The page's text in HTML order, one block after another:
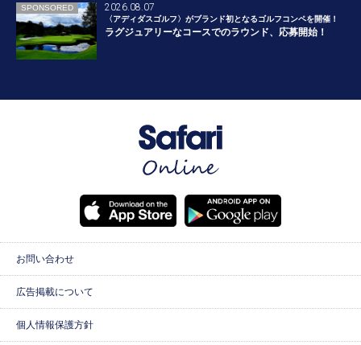
SPONSORED 2026.08.07
〈アディダスゴルフ〉がブランド初となるゴルフコンペを開催！
ラグジュアリーなコースでのラウンド、応募開始！
お問い合わせ
広告掲載について
個人情報保護方針